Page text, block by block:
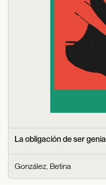
La obligación de ser genial
González, Betina